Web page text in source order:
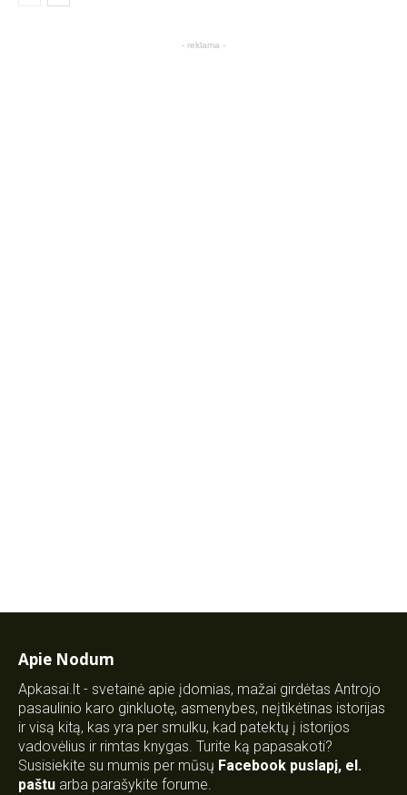
- reklama -
Apie Nodum
Apkasai.lt - svetainė apie įdomias, mažai girdėtas Antrojo
pasaulinio karo ginkluotę, asmenybes, neįtikėtinas istorijas
ir visą kitą, kas yra per smulku, kad patektų į istorijos
vadovėlius ir rimtas knygas. Turite ką papasakoti?
Susisiekite su mumis per mūsų Facebook puslapį, el.
paštu arba parašykite forume.